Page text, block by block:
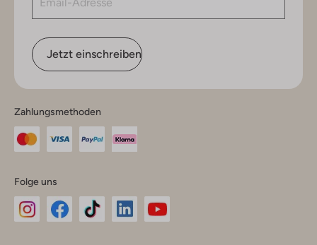
Jetzt einschreiben
Zahlungsmethoden
Folge uns